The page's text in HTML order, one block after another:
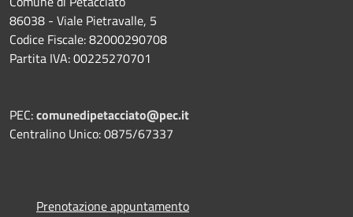
86038 - Viale Pietravalle, 5
Codice Fiscale: 82000290708
Partita IVA: 00225270701
PEC:comunedipetacciato@pec.it
Centralino Unico: 0875/67337
Prenotazione appuntamento